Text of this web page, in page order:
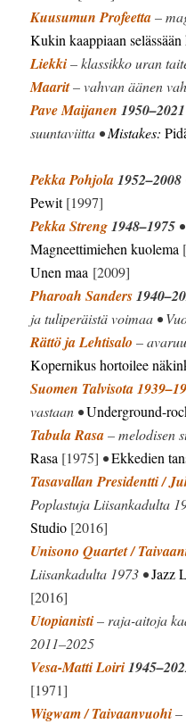
Kuusumun Profeetta–
Kukin kaappiaan selässään
Liekki– klassikko uran
Maarit– vahvan äänen
Pave Maijanen 1950–2021
suuntaviitta •Mistakes:
Pekka Pohjola1952–2008
Pewit[1997]
Pekka Streng1948–1975
Magneettimiehen kuolema
Unen maa [2009]
Pharoah Sanders
ja tuliperäistä voimaa •
Rättö ja Lehtisalo –
Kopernikus hortoilee
Suomen Talvisota
vastaan •Underground-
Tabula Rasa– melodisen
Rasa [1975] •Ekkedien
Tasavallan Presidentti /
Poplastuja Liisankadulta
Studio [2016]
Unisono Quartet /
Liisankadulta 1973 •Jazz
[2016]
Utopianisti– raja-aitoja
2011–2025
Vesa-Matti Loiri
[1971]
Wigwam / Taivaanvuohi–